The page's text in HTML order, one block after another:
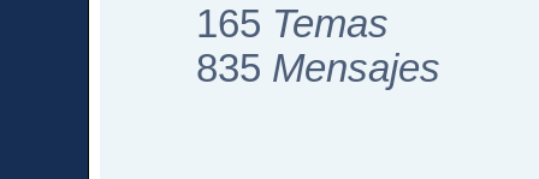
165 Temas
835 Mensajes